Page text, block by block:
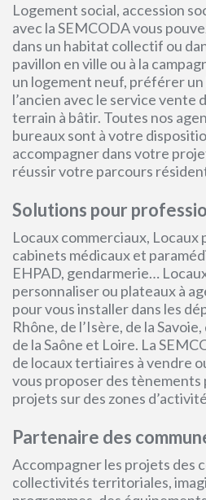
Logement social, accession
avec la SEMCODA vous
dans un habitat collectif ou
pavillon en ville ou à la
un logement neuf, préférer
l’ancien avec le service vente
terrain à bâtir. Toutes nos
bureaux sont à votre
accompagner dans votre
réussir votre parcours
Solutions pour
Locaux commerciaux, Locaux
cabinets médicaux et
EHPAD, gendarmerie…
personnaliser ou plateaux à
pour vous installer dans les
Rhône, de l’Isère, de la
de la Saône et Loire. La
de locaux tertiaires à vendre
vous proposer des tènements
projets sur des zones
Partenaire des
Accompagner les projets des
collectivités territoriales,